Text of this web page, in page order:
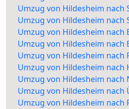
Umzug von Hildesheim nach
Umzug von Hildesheim nach
Umzug von Hildesheim nach
Umzug von Hildesheim nach
Umzug von Hildesheim nach
Umzug von Hildesheim nach
Umzug von Hildesheim nach
Umzug von Hildesheim nach
Umzug von Hildesheim nach